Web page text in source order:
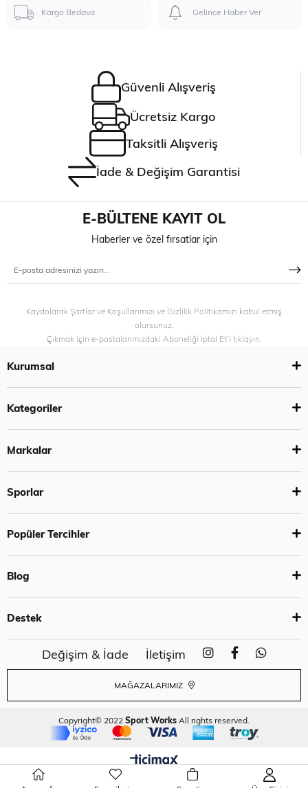
Kargo Bedava Gelince Haber Ver
Güvenli Alışveriş
Ücretsiz Kargo
Taksitli Alışveriş
İade & Değişim Garantisi
E-BÜLTENE KAYIT OL
Haberler ve özel fırsatlar için
Kaydolarak Şartlar ve Koşullarımızı ve Gizlilik Politikamızı kabul etmiş
olursunuz.
Çıkmak için e-postalarımızdaki Aboneliği İptal Et’i tıklayın.
Kurumsal
Kategoriler
Markalar
Sporlar
Popüler Tercihler
Blog
Destek
Değişim & İade İletişim
MAĞAZALARIMIZ
Copyright© 2022 Sport Works All rights reserved.